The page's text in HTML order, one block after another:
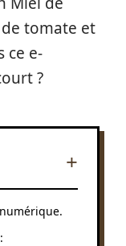
tomate et
ce e-
?